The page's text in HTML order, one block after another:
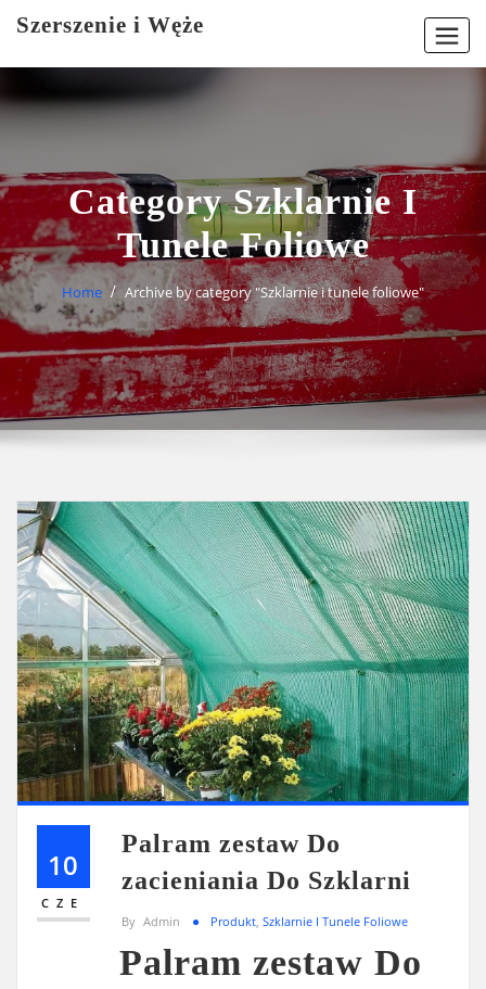
Szerszenie i Węże
Category Szklarnie I
Tunele Foliowe
Home Archive by category "Szklarnie i tunele foliowe"
10
CZE
Palram zestaw Do
zacieniania Do Szklarni
By Admin Produkt Szklarnie I Tunele Foliowe
Palram zestaw Do